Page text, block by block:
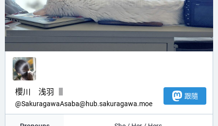
櫻川 浅羽
@SakuragawaAsaba@hub.sakuragawa.moe
跟隨